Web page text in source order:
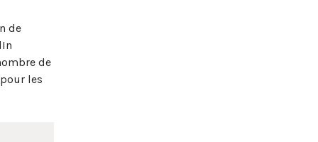
de
de
les